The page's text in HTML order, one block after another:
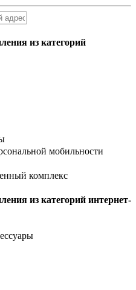
из категорий
мобильности
комплекс
из категорий интернет-